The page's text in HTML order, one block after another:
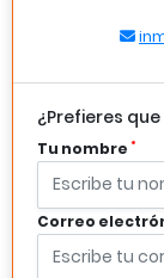
¿Prefieres
Tu nombre *
Correo